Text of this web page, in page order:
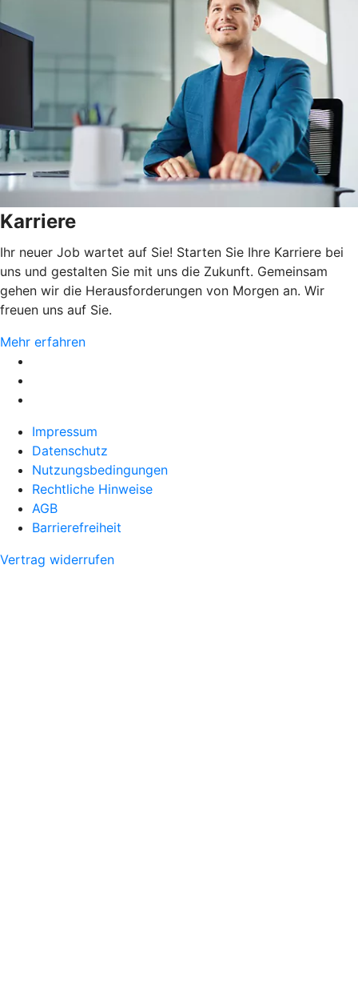
Karriere
Ihr neuer Job wartet auf Sie! Starten Sie Ihre Karriere bei
uns und gestalten Sie mit uns die Zukunft. Gemeinsam
gehen wir die Herausforderungen von Morgen an. Wir
freuen uns auf Sie.
Mehr erfahren
Impressum
Datenschutz
Nutzungsbedingungen
Rechtliche Hinweise
AGB
Barrierefreiheit
Vertrag widerrufen